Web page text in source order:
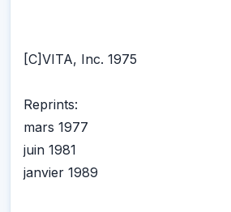
[C]VITA, Inc. 1975
Reprints:
mars 1977
juin 1981
janvier 1989